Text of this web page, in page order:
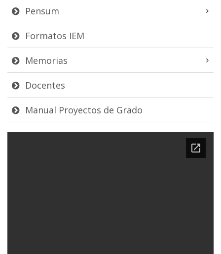
Pensum
Formatos IEM
Memorias
Docentes
Manual Proyectos de Grado